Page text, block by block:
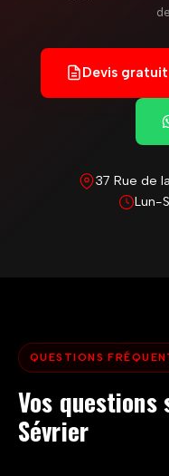
Devis gratuit
37 Rue de
Lun-
QUESTIONS
Vos questions
Sévrier